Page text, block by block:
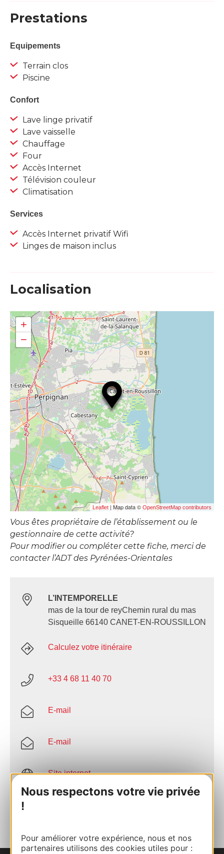
Nous respectons votre vie privée
!
Pour améliorer votre expérience, nous et nos
partenaires utilisons des cookies utiles pour :
Prestations
Equipements
Terrain clos
Piscine
Confort
Lave linge privatif
Lave vaisselle
Chauffage
Four
Accès Internet
Télévision couleur
Climatisation
Services
Accès Internet privatif Wifi
Linges de maison inclus
Localisation
+
−
Leaflet | Map data © OpenStreetMap contributors
Vous êtes propriétaire de l’établissement ou le
gestionnaire de cette activité?
Pour modifier ou compléter cette fiche, merci de
contacter l’ADT des Pyrénées-Orientales
L’INTEMPORELLE
mas de la tour de reyChemin rural du mas
Sisqueille 66140 CANET-EN-ROUSSILLON
Calculez votre itinéraire
+33 4 68 11 40 70
E-mail
E-mail
Site internet